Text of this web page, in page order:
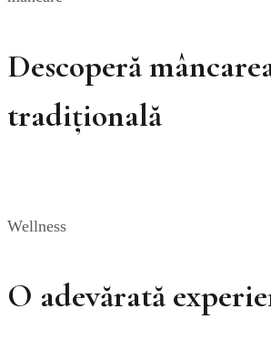
Descoperă
tradițională
Wellness
O adevărată